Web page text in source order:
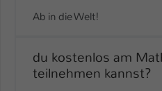
Ab in die Welt!
du kostenlos am
teilnehmen kannst?